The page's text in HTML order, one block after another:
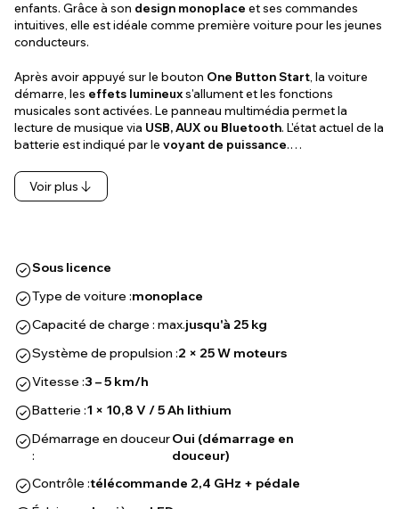
enfants. Grâce à son design monoplace et ses commandes
intuitives, elle est idéale comme première voiture pour les jeunes
conducteurs.
Après avoir appuyé sur le bouton One Button Start , la voiture
démarre, les effets lumineuxs'allument et les fonctions
musicales sont activées. Le panneau multimédia permet la
lecture de musique via USB, AUX ou Bluetooth. L'état actuel de la
batterie est indiqué par le voyant de puissance.…
Voir plus
Sous licence
Type de voiture :monoplace
Capacité de charge : max.jusqu'à 25 kg
Système de propulsion :2 × 25 W moteurs
Vitesse :3 – 5 km/h
Batterie :1 × 10,8 V / 5 Ah lithium
Démarrage en douceur
:
Oui (démarrage en
douceur)
Contrôle :télécommande 2,4 GHz + pédale